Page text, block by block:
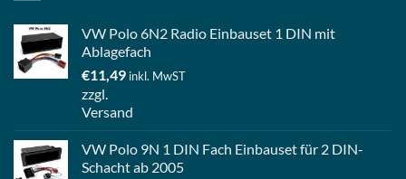
VW Polo 6N2 Radio Einbauset 1 DIN mit
Ablagefach
€11,49 inkl. MwST
zzgl.
Versand
VW Polo 9N 1 DIN Fach Einbauset für 2 DIN-
Schacht ab 2005